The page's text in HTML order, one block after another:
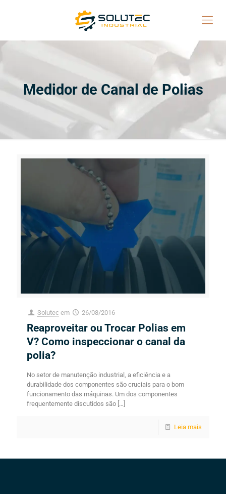
Medidor de Canal de Polias
Solutec em 26/08/2016
Reaproveitar ou Trocar Polias em
V? Como inspeccionar o canal da
polia?
No setor de manutenção industrial, a eficiência e a
durabilidade dos componentes são cruciais para o bom
funcionamento das máquinas. Um dos componentes
frequentemente discutidos são […]
Leia mais